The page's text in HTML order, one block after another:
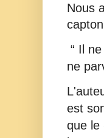
Nous
“ Il
ne
est
que le